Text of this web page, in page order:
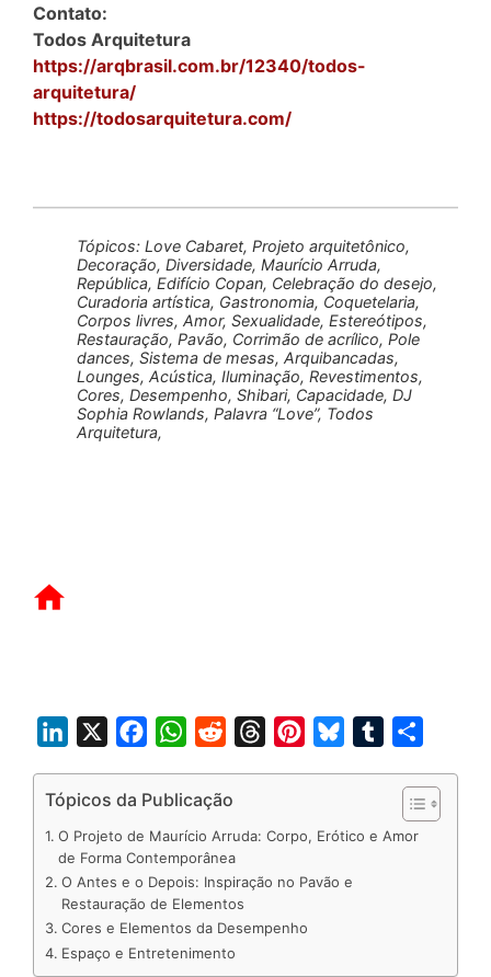
Contato:
Todos Arquitetura
https://arqbrasil.com.br/12340/todos-
arquitetura/
https://todosarquitetura.com/
Tópicos: Love Cabaret, Projeto arquitetônico,
Decoração, Diversidade, Maurício Arruda,
República, Edifício Copan, Celebração do desejo,
Curadoria artística, Gastronomia, Coquetelaria,
Corpos livres, Amor, Sexualidade, Estereótipos,
Restauração, Pavão, Corrimão de acrílico, Pole
dances, Sistema de mesas, Arquibancadas,
Lounges, Acústica, Iluminação, Revestimentos,
Cores, Desempenho, Shibari, Capacidade, DJ
Sophia Rowlands, Palavra “Love”, Todos
Arquitetura,
n
e
d
I
n
c
b
o
o
k
W
a
s
A
p
p
d
i
t
d
r
k
a
r
Tópicos da Publicação
O Projeto de Maurício Arruda: Corpo, Erótico e Amor
de Forma Contemporânea
O Antes e o Depois: Inspiração no Pavão e
Restauração de Elementos
Cores e Elementos da Desempenho
Espaço e Entretenimento